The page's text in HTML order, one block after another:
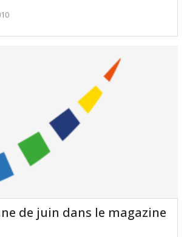
de juin dans le magazine